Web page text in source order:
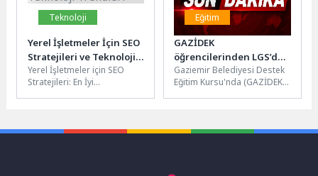
Teknoloji
Yerel İşletmeler İçin SEO
Stratejileri ve Teknoloji
Trendleri
Yerel İşletmeler için SEO
Stratejileri: En İyi
Eğitim
GAZİDEK
öğrencilerinden LGS’de
yüzde 83 başarı
Gaziemir Belediyesi Destek
Eğitim Kursu'nda (GAZİDEK)